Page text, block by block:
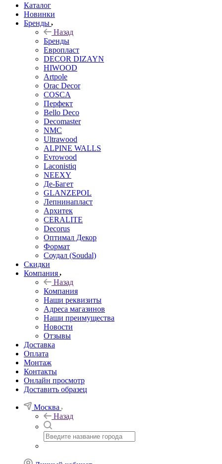
Каталог
Новинки
Бренды
Назад
Бренды
Европласт
DECOR DIZAYN
HIWOOD
Artpole
Orac Decor
COSCA
Перфект
Bello Deco
Decomaster
NMС
Ultrawood
ALPINE WALLS
Evrowood
Laconistiq
NEEXY
Де-Багет
GLANZEPOL
Лепнинапласт
Архитек
CERALITE
Decorus
Оптимал Декор
Формат
Соудал (Soudal)
Скидки
Компания
Назад
Компания
Наши реквизиты
Адреса магазинов
Наши преимущества
Новости
Отзывы
Доставка
Оплата
Монтаж
Контакты
Онлайн просмотр
Доставить образец
Москва
Назад